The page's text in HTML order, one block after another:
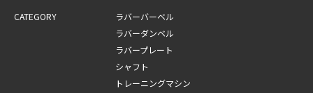
CATEGORY
ラバーバーベル
ラバーダンベル
ラバープレート
シャフト
トレーニングマシン